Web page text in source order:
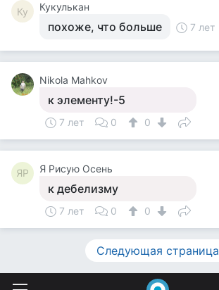
Ку Кукулькан
похоже, что больше 7 лет
Nikola Mahkov
к элементу!-5
7 лет 0 0
ЯР Я Рисую Осень
к дебелизму
7 лет 0 0
Следующая страница